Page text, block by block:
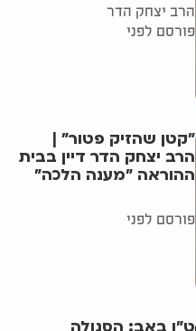
הרב יצחק הדר
פורסם לפני
"קטן שהזיק פטור" |
הרב יצחק הדר דיין בבית
ההוראה "מענה הלכה"
פורסם לפני